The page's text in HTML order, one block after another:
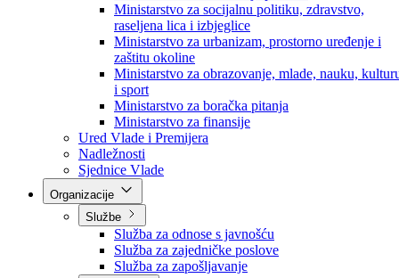
Ministarstvo za privredu
Ministarstvo za pravosuđe, upravu i radne odnose
Ministarstvo za unutrašnje poslove
Ministarstvo za socijalnu politiku, zdravstvo,
raseljena lica i izbjeglice
Ministarstvo za urbanizam, prostorno uređenje i
zaštitu okoline
Ministarstvo za obrazovanje, mlade, nauku,
i sport
Ministarstvo za boračka pitanja
Ministarstvo za finansije
Ured Vlade i Premijera
Nadležnosti
Sjednice Vlade
Službe